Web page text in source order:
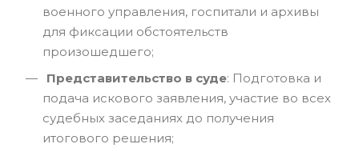
военного управления, госпитали и архивы
для фиксации обстоятельств
произошедшего;
Представительство в суде: Подготовка и
подача искового заявления, участие во всех
судебных заседаниях до получения
итогового решения;